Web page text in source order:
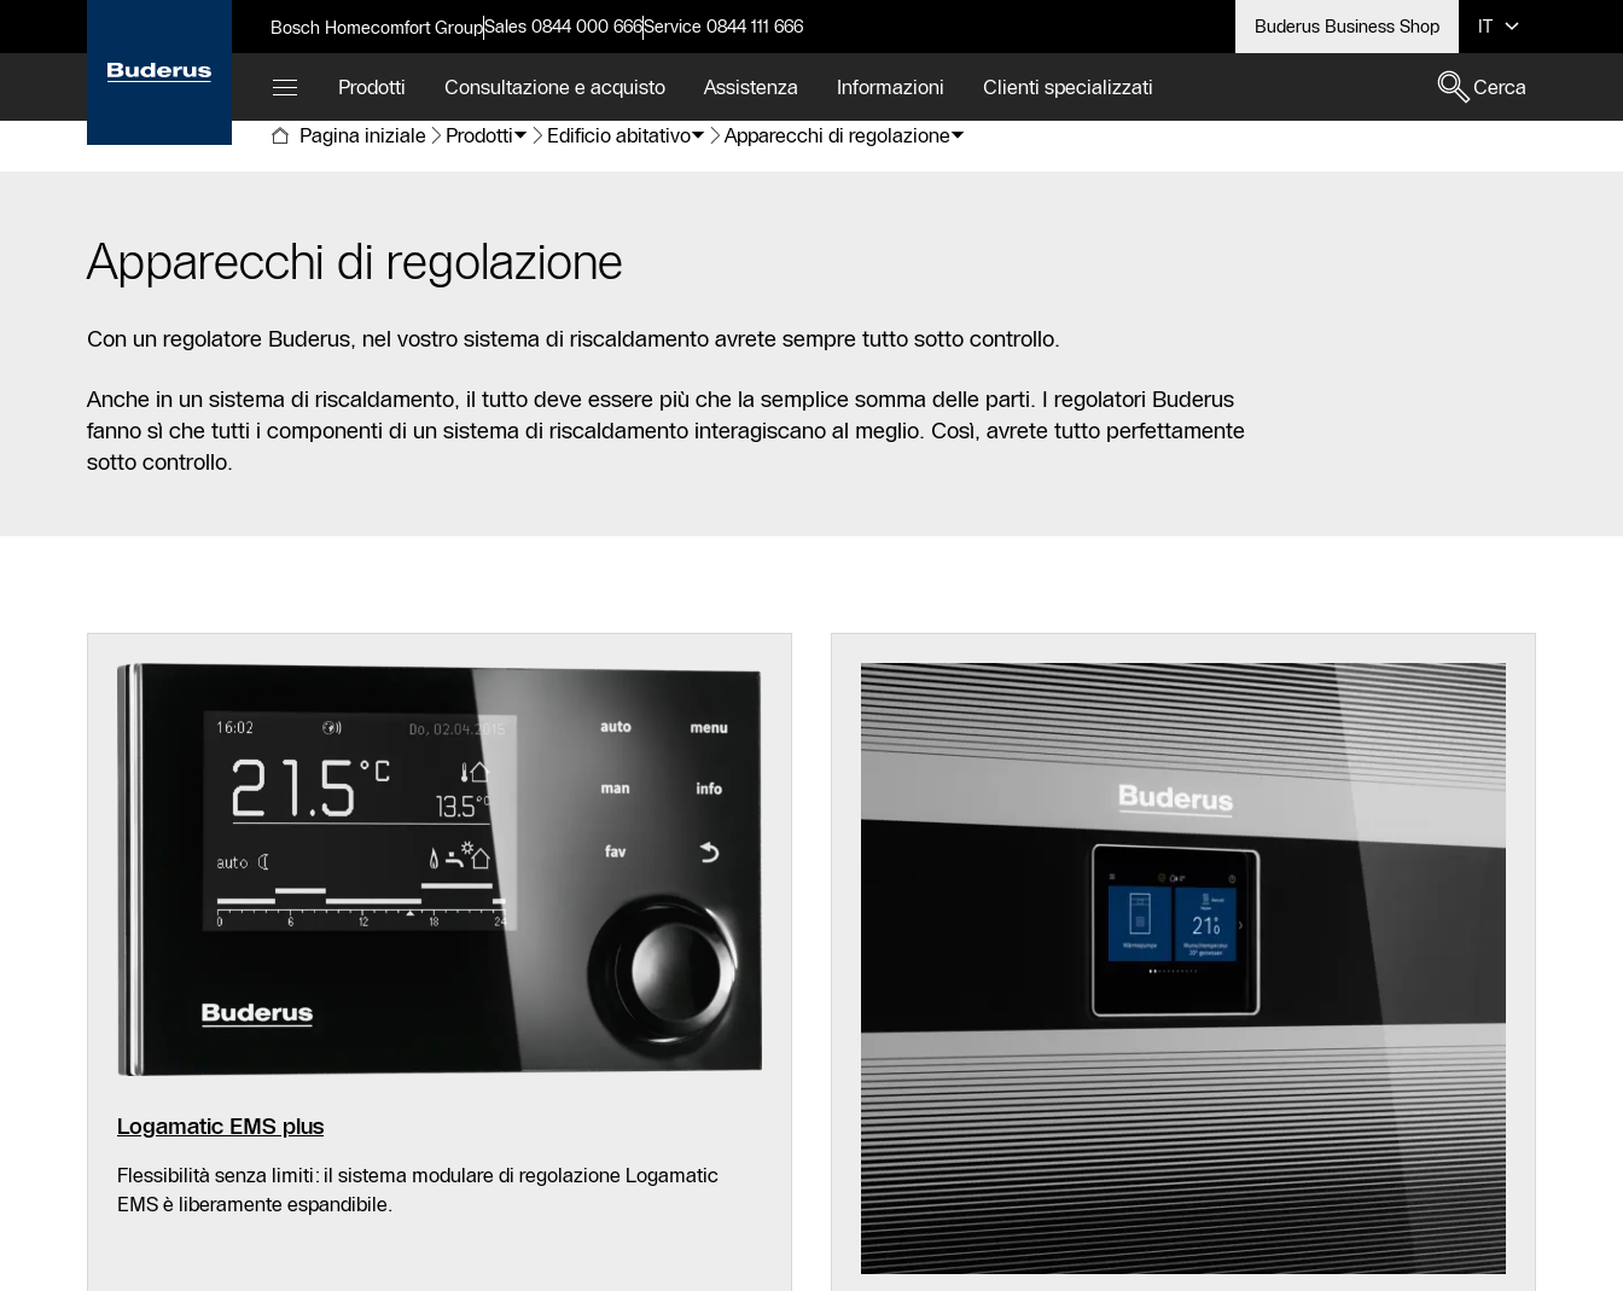
Bosch Homecomfort GroupSales 0844 000 666Service 0844 111 666 Buderus Business Shop IT
Prodotti Consultazione e acquisto Assistenza Informazioni Clienti specializzati
Cerca
Pagina iniziale
Prodotti Edificio abitativo Apparecchi di regolazione
Apparecchi di regolazione
Con un regolatore Buderus, nel vostro sistema di riscaldamento avrete sempre tutto sotto controllo.
Anche in un sistema di riscaldamento, il tutto deve essere più che la semplice somma delle parti. I regolatori Buderus
fanno sì che tutti i componenti di un sistema di riscaldamento interagiscano al meglio. Così, avrete tutto perfettamente
sotto controllo.
Logamatic EMS plus
Flessibilità senza limiti: il sistema modulare di regolazione Logamatic
EMS è liberamente espandibile.